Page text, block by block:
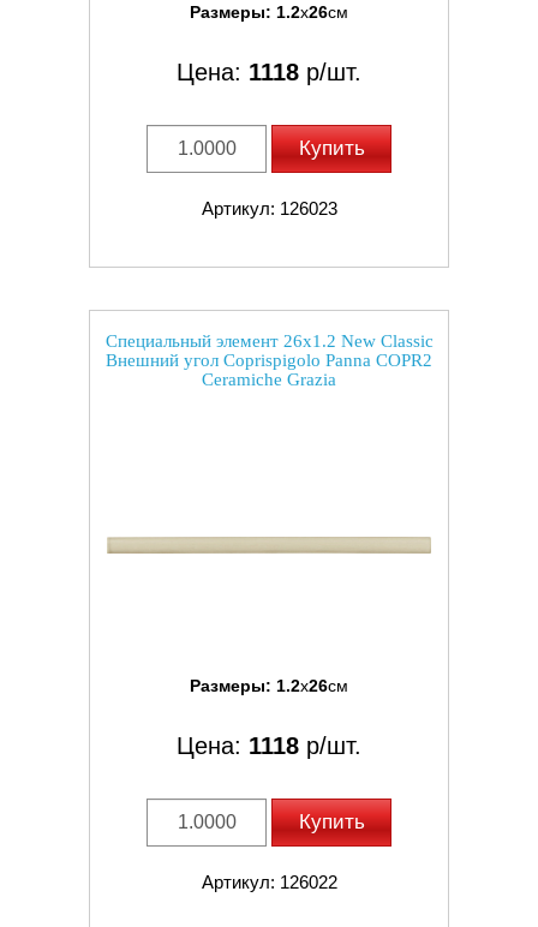
Размеры: 1.2x26см
Цена: 1118 р/шт.
Купить
Артикул: 126023
Специальный элемент 26x1.2 New Classic
Внешний угол Coprispigolo Panna COPR2
Ceramiche Grazia
Размеры: 1.2x26см
Цена: 1118 р/шт.
Купить
Артикул: 126022